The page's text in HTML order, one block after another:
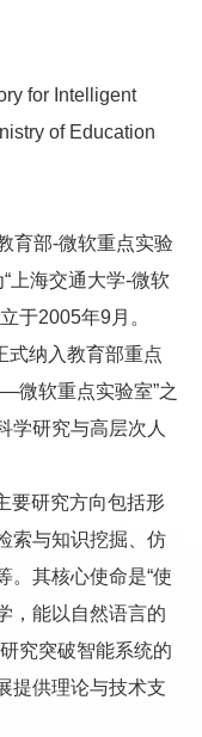
for Intelligent
of Education
育部-微软重点实验
上海交通大学-微软
于2005年9月。
式纳入教育部重点
微软重点实验室”之
学研究与高层次人
要研究方向包括形
索与知识挖掘、仿
。其核心使命是“使
，能以自然语言的
究突破智能系统的
提供理论与技术支